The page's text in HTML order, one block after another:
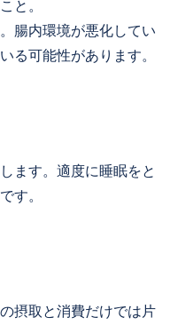
と。
腸内環境が悪化してい
る可能性があります。
ます。適度に睡眠をと
す。
摂取と消費だけでは片